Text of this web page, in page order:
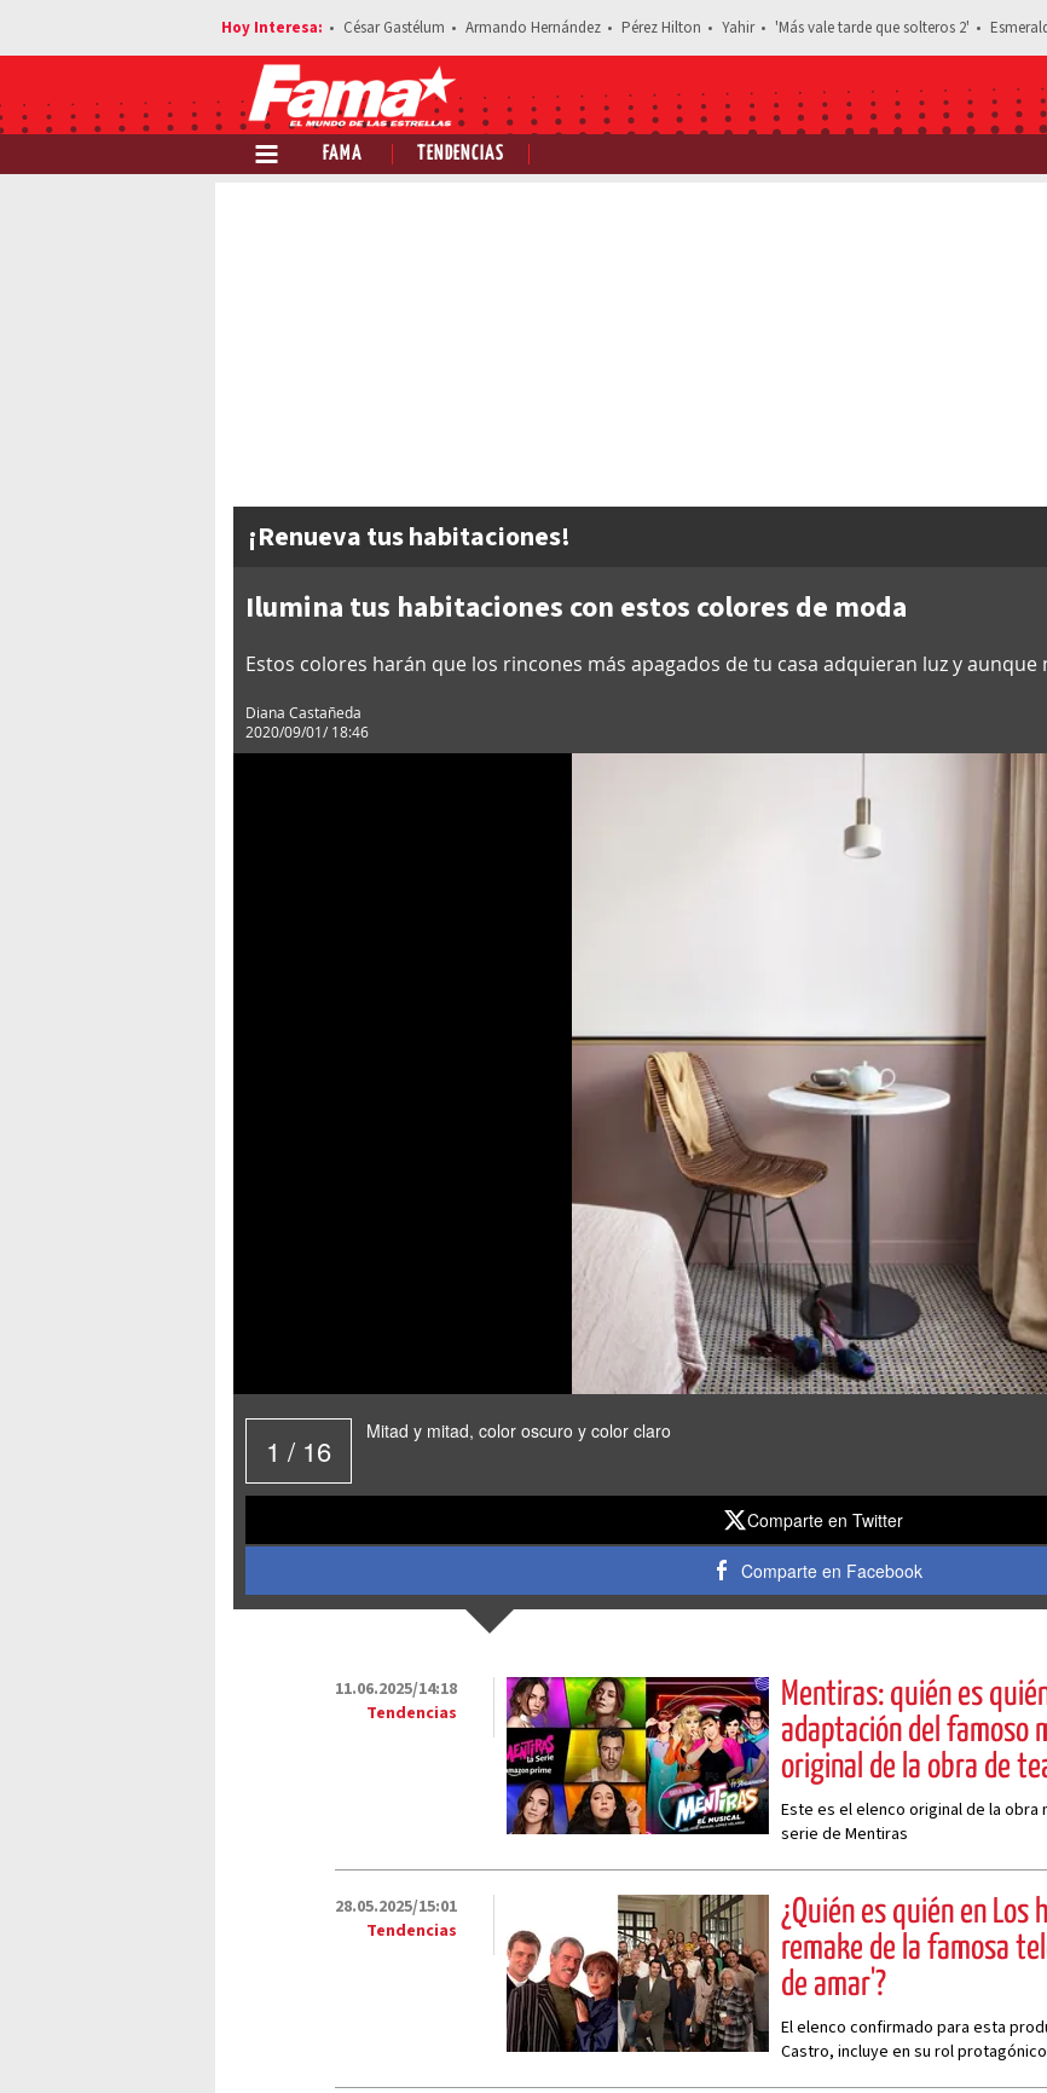
César Gastélum Armando Hernández Pérez Hilton Yahir 'Más vale tarde que solteros 2'
FAMA TENDENCIAS
¡Renueva tus habitaciones!
Ilumina tus habitaciones con estos colores de moda
Estos colores harán que los rincones más apagados de tu casa adquieran luz y
Diana Castañeda
2020/09/01/ 18:46
1 / 16
Mitad y mitad, color oscuro y color claro
11.06.2025/14:18
Tendencias
Mentiras: quién es
adaptación del famoso
original de la obra de
Este es el elenco original de la obra
serie de Mentiras
28.05.2025/15:01
Tendencias
¿Quién es quién en Los
remake de la famosa
de amar'?
El elenco confirmado para esta
Castro, incluye en su rol protagónico